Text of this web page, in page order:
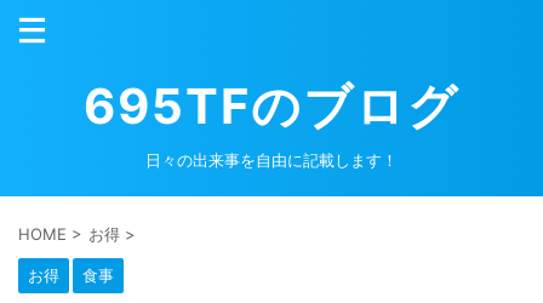
695TFのブログ
日々の出来事を自由に記載します！
HOME > お得 >
お得 食事